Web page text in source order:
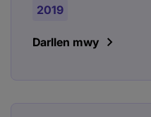
2019
Darllen mwy